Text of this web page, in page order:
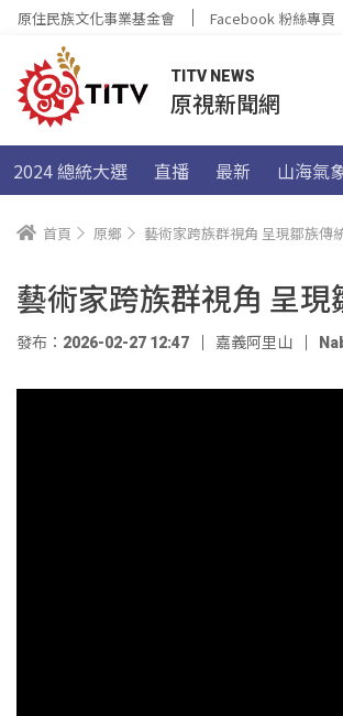
原住民族文化事業基金會 Facebook 粉絲專頁
TITV NEWS
原視新聞網
2024 總統大選 直播 最新 山海氣
首頁 原鄉 藝術家跨族群視角 呈現鄒族傳
藝術家跨族群視角 呈
發布：2026-02-27 12:47 嘉義阿里山